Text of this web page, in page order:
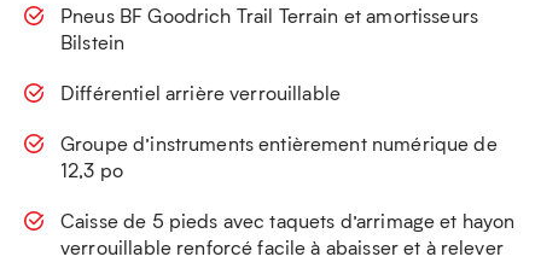
Pneus BF Goodrich Trail Terrain et amortisseurs
Bilstein
Différentiel arrière verrouillable
Groupe d’instruments entièrement numérique de
12,3 po
Caisse de 5 pieds avec taquets d’arrimage et hayon
verrouillable renforcé facile à abaisser et à relever